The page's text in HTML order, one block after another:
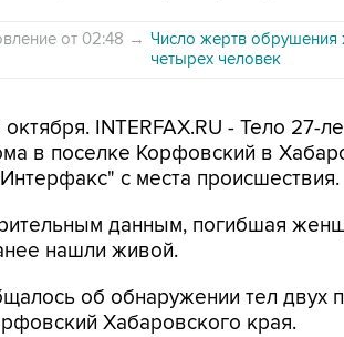
от 02:48 → Число жертв обрушения
четырех человек
INTERFAX.RU - Тело 27-
в поселке Корфовский в
с места происшествия.
данным, погибшая
нашли живой.
об обнаружении тел двух
Хабаровского края.